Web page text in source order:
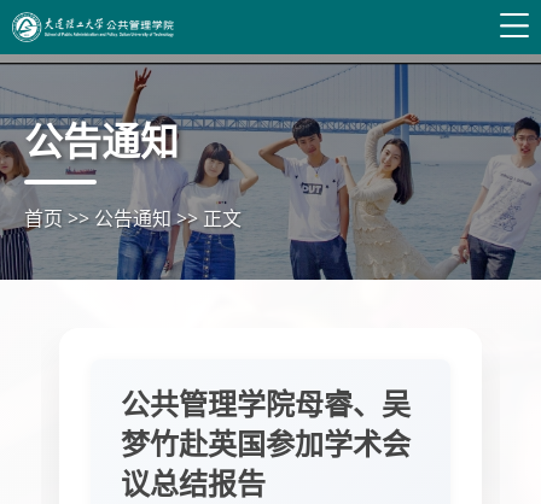
公告通知
首页 >> 公告通知>> 正文
公共管理学院母睿、吴
梦竹赴英国参加学术会
议总结报告